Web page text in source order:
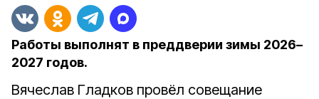
Работы выполнят в преддверии зимы 2026–
2027 годов.
Вячеслав Гладков провёл совещание